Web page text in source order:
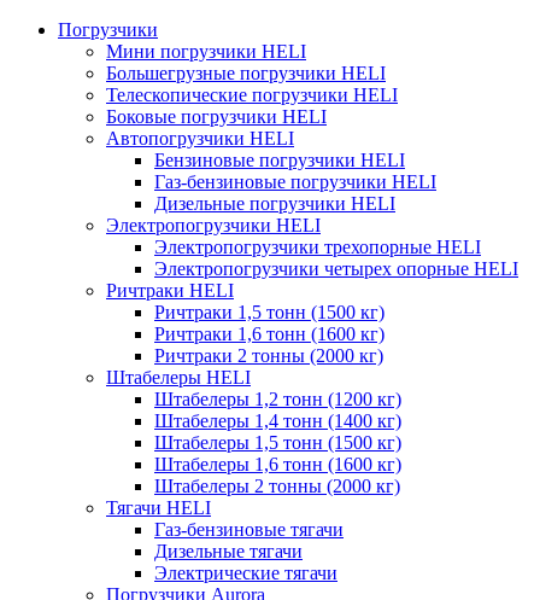
Погрузчики
Мини погрузчики HELI
Большегрузные погрузчики HELI
Телескопические погрузчики HELI
Боковые погрузчики HELI
Автопогрузчики HELI
Бензиновые погрузчики HELI
Газ-бензиновые погрузчики HELI
Дизельные погрузчики HELI
Электропогрузчики HELI
Электропогрузчики трехопорные HELI
Электропогрузчики четырех опорные HELI
Ричтраки HELI
Ричтраки 1,5 тонн (1500 кг)
Ричтраки 1,6 тонн (1600 кг)
Ричтраки 2 тонны (2000 кг)
Штабелеры HELI
Штабелеры 1,2 тонн (1200 кг)
Штабелеры 1,4 тонн (1400 кг)
Штабелеры 1,5 тонн (1500 кг)
Штабелеры 1,6 тонн (1600 кг)
Штабелеры 2 тонны (2000 кг)
Тягачи HELI
Газ-бензиновые тягачи
Дизельные тягачи
Электрические тягачи
Погрузчики Aurora